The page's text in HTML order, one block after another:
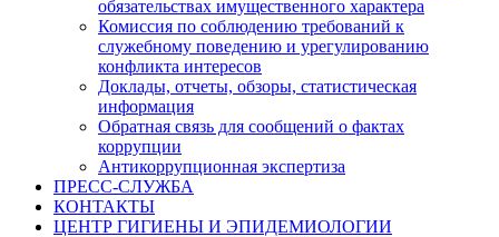
обязательствах имущественного характера
Комиссия по соблюдению требований к
служебному поведению и урегулированию
конфликта интересов
Доклады, отчеты, обзоры, статистическая
информация
Обратная связь для сообщений о фактах
коррупции
Антикоррупционная экспертиза
ПРЕСС-СЛУЖБА
КОНТАКТЫ
ЦЕНТР ГИГИЕНЫ И ЭПИДЕМИОЛОГИИ